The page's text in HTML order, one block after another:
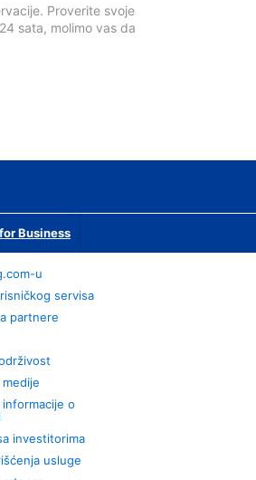
Proverite svoje
sata, molimo vas da
Business
u
servisa
partnere
o
investitorima
usluge